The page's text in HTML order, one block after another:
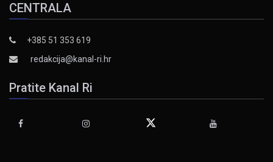
CENTRALA
+385 51 353 619
redakcija@kanal-ri.hr
Pratite Kanal Ri